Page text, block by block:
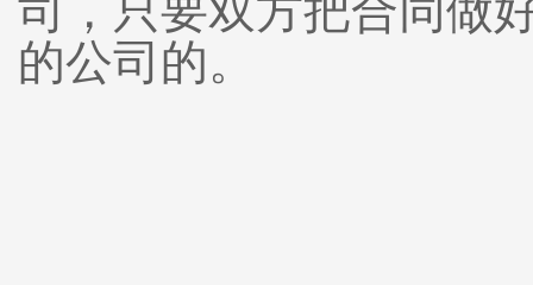
司，只要双方把合同做
的公司的。